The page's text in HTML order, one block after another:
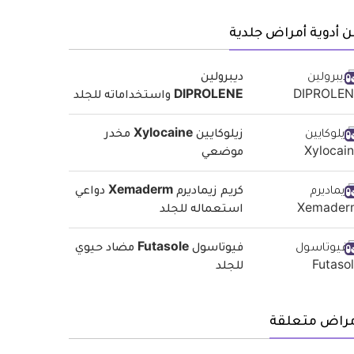
أدوية أمراض جلدية
ديبرولين
DIPROLENE واستخداماته للجلد
زيلوكايين Xylocaine مخدر
موضعي
كريم زيماديرم Xemaderm دواعي
استعماله للجلد
فيوتاسول Futasole مضاد حيوي
للجلد
متعلقة